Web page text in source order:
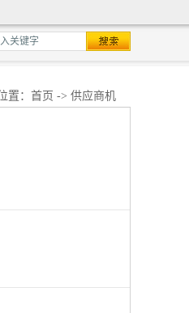
置： 首页 -> 供应商机